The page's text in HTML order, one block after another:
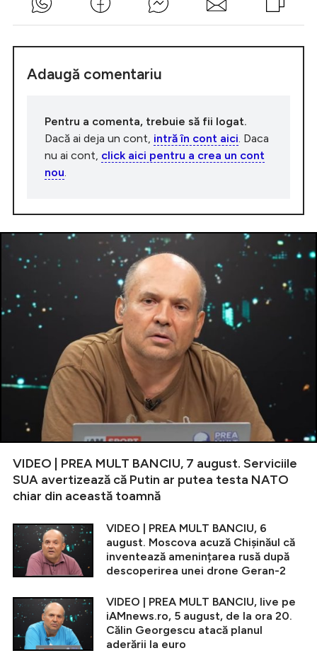
Adaugă comentariu
Pentru a comenta, trebuie să fii logat.
Dacă ai deja un cont, intră în cont aici . Daca
nu ai cont, click aici pentru a crea un cont
nou
VIDEO | PREA MULT BANCIU, 7 august. Serviciile
SUA avertizează că Putin ar putea testa NATO
chiar din această toamnă
VIDEO | PREA MULT BANCIU, 6
august. Moscova acuză Chișinăul că
inventează amenințarea rusă după
descoperirea unei drone Geran-2
VIDEO | PREA MULT BANCIU, live pe
iAMnews.ro, 5 august, de la ora 20.
Călin Georgescu atacă planul
aderării la euro